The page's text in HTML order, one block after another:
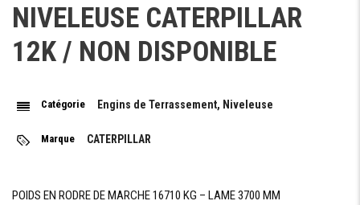
DES ROUES
DANS CHAQUE
ESSIEU
OSCILLIANT
avant 25 degrés
NIVELEUSE CATERPILLAR
12K / NON DISPONIBLE
Catégorie Engins de Terrassement, Niveleuse
Marque CATERPILLAR
POIDS EN RODRE DE MARCHE 16710 KG – LAME 3700 MM